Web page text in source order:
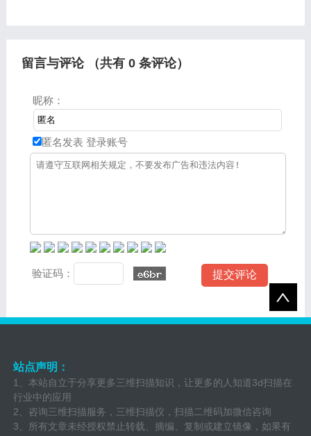
模型来进行工业加工了
留言与评论 （共有 0条评论）
昵称：
匿名发表 登录账号
验证码：
站点声明：
1、本站自立于分享更多三维扫描知识，让更多的人知道3d扫描在
行业中的应用
2、咨询三维扫描服务，三维扫描仪，扫描二维码加微信咨询
3、所有文章未经授权禁止转载、摘编、复制或建立镜像，如果有